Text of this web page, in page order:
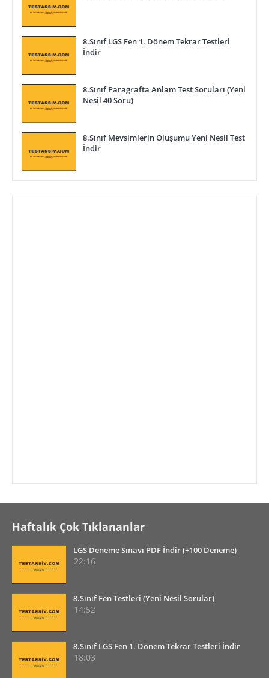
8.Sınıf LGS Fen 1. Dönem Tekrar Testleri
İndir
8.Sınıf Paragrafta Anlam Test Soruları (Yeni
Nesil 40 Soru)
8.Sınıf Mevsimlerin Oluşumu Yeni Nesil Test
İndir
Haftalık Çok Tıklananlar
LGS Deneme Sınavı PDF İndir (+100 Deneme)
22:16
8.Sınıf Fen Testleri (Yeni Nesil Sorular)
14:52
8.Sınıf LGS Fen 1. Dönem Tekrar Testleri İndir
18:03